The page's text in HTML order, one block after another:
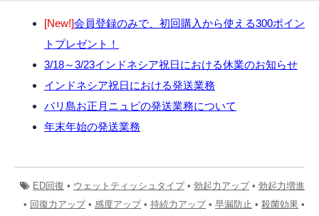
[New!]会員登録のみで、初回購入から使える300ポイン
トプレゼント！
3/18～3/23インドネシア祝日における休業のお知らせ
インドネシア祝日における発送業務
バリ島お正月ニュピの発送業務について
年末年始の発送業務
ED回復 • ウェットティッシュタイプ• 勃起力アップ• 勃起力増進
• 回復力アップ• 感度アップ• 持続力アップ• 早漏防止 • 殺菌効果 •